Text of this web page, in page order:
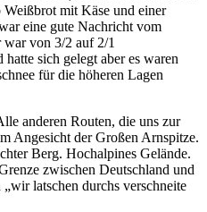
mit Käse und einer
eine gute Nachricht vom
von 3/2 auf 2/1
sich gelegt aber es waren
für die höheren Lagen
anderen Routen, die uns zur
Angesicht der Großen Arnspitze.
Berg. Hochalpines Gelände.
zwischen Deutschland und
latschen durchs verschneite